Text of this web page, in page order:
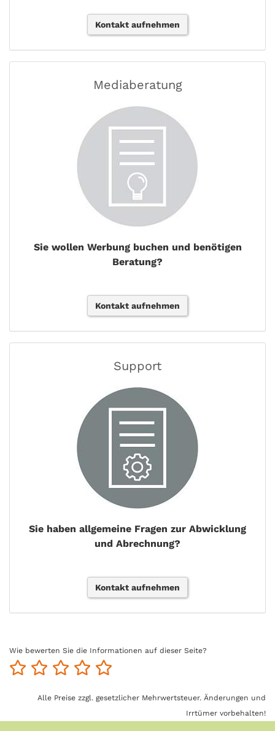
Kontakt aufnehmen
Mediaberatung
Sie wollen Werbung buchen und benötigen
Beratung?
Kontakt aufnehmen
Support
Sie haben allgemeine Fragen zur Abwicklung
und Abrechnung?
Kontakt aufnehmen
Wie bewerten Sie die Informationen auf dieser Seite?
Alle Preise zzgl. gesetzlicher Mehrwertsteuer. Änderungen und
Irrtümer vorbehalten!